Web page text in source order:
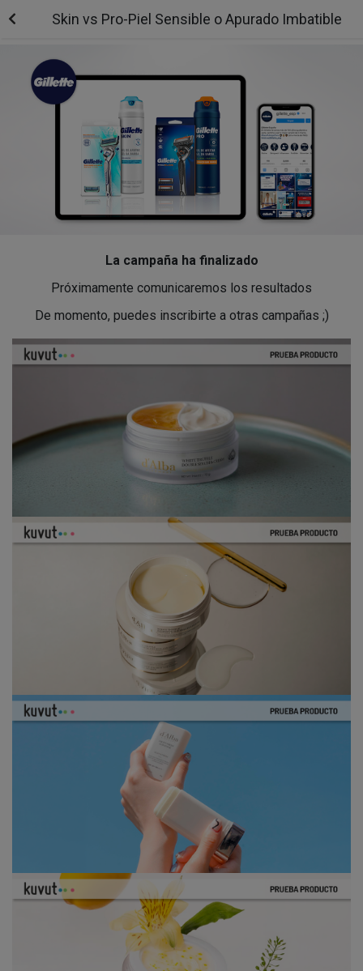
Skin vs Pro-Piel Sensible o Apurado Imbatible
La campaña ha finalizado
Próximamente comunicaremos los resultados
De momento, puedes inscribirte a otras campañas ;)